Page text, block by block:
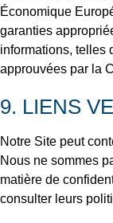
Économique
garanties
informations, telles
approuvées par la
9. LIENS
Notre Site peut
Nous ne sommes
matière de
consulter leurs